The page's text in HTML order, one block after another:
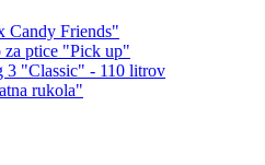
Candy Friends"
za ptice "Pick up"
3 "Classic" - 110 litrov
rukola"